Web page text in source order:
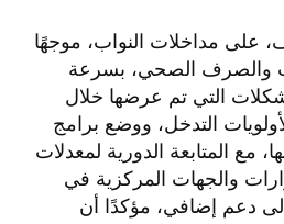
مداخلات النواب، موجهًا
والصرف الصحي، بسرعة
التي تم عرضها خلال
التدخل، ووضع برامج
مع المتابعة الدورية لمعدلات
والجهات المركزية في
دعم إضافي، مؤكدًا أن